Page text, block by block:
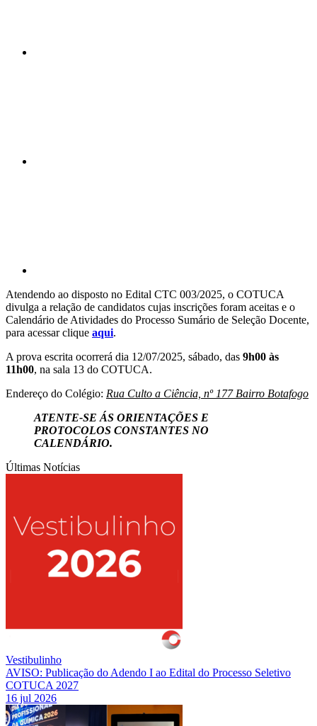
Atendendo ao disposto no Edital CTC 003/2025, o COTUCA
divulga a relação de candidatos cujas inscrições foram aceitas e o
Calendário de Atividades do Processo Sumário de Seleção Docente,
para acessar clique aqui.
A prova escrita ocorrerá dia 12/07/2025, sábado, das 9h00 às
11h00, na sala 13 do COTUCA.
Endereço do Colégio: Rua Culto a Ciência, nº 177 Bairro Botafogo
ATENTE-SE ÁS ORIENTAÇÕES E
PROTOCOLOS CONSTANTES NO
CALENDÁRIO.
Últimas Notícias
Vestibulinho
AVISO: Publicação do Adendo I ao Edital do Processo Seletivo
COTUCA 2027
16 jul 2026